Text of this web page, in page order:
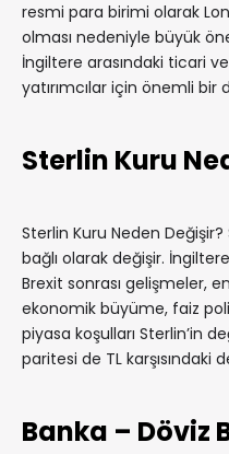
resmi para birimi olarak
olması nedeniyle büyük
İngiltere arasındaki ticari
yatırımcılar için önemli bir
Sterlin Kuru
Sterlin Kuru Neden
bağlı olarak değişir.
Brexit sonrası gelişmeler,
ekonomik büyüme, faiz
piyasa koşulları Sterlin’in
paritesi de TL karşısındaki
Banka – Döviz